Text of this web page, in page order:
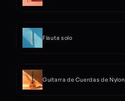
Flauta solo
Guitarra de Cuerdas de Nylon